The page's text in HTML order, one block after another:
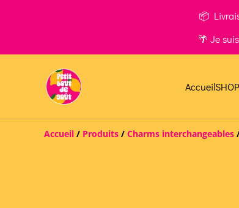
📦
🌴 Je
AccueilSHOP
Accueil / Produits / Charms interchangeables